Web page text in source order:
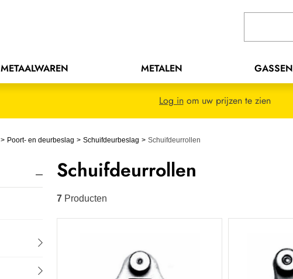
METAALWAREN METALEN GASSEN
Log inom uw prijzen te zien
Poort- en deurbeslag Schuifdeurbeslag Schuifdeurrollen
Schuifdeurrollen
7 Producten